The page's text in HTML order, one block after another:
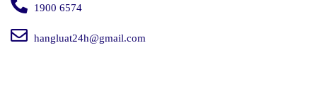
1900 6574
hangluat24h@gmail.com